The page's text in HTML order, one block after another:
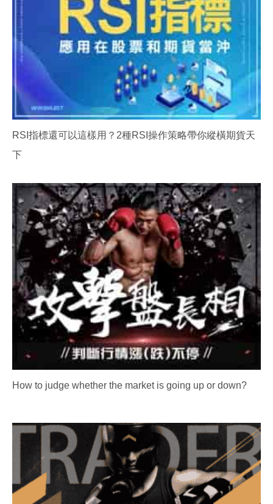
RSI指標還可以這樣用？2種RSI操作策略帶你縱橫期貨天
下
How to judge whether the market is going up or down?